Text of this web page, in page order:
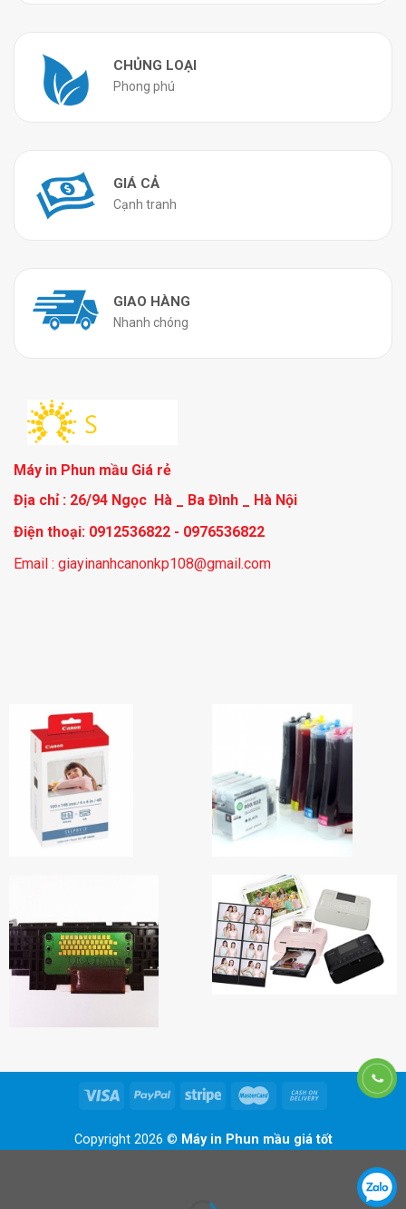
CHỦNG LOẠI
Phong phú
GIÁ CẢ
Cạnh tranh
GIAO HÀNG
Nhanh chóng
Máy in Phun mầu Giá rẻ
Địa chỉ : 26/94 Ngọc Hà _ Ba Đình _ Hà Nội
Điện thoại: 0912536822 - 0976536822
Email : giayinanhcanonkp108@gmail.com
Copyright 2026 © Máy in Phun mầu giá tốt